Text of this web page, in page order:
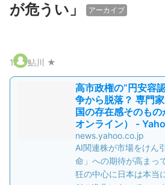
が危うい」
アーカイブ
1. 鮎川 ★
高市政権の“円安容
争から脱落？ 専門
国の存在感そのも
オンライン） -
news.yahoo.co.jp
AI関連株が市場をけん
命」への期待が高まっ
狂の中心に日本は本当